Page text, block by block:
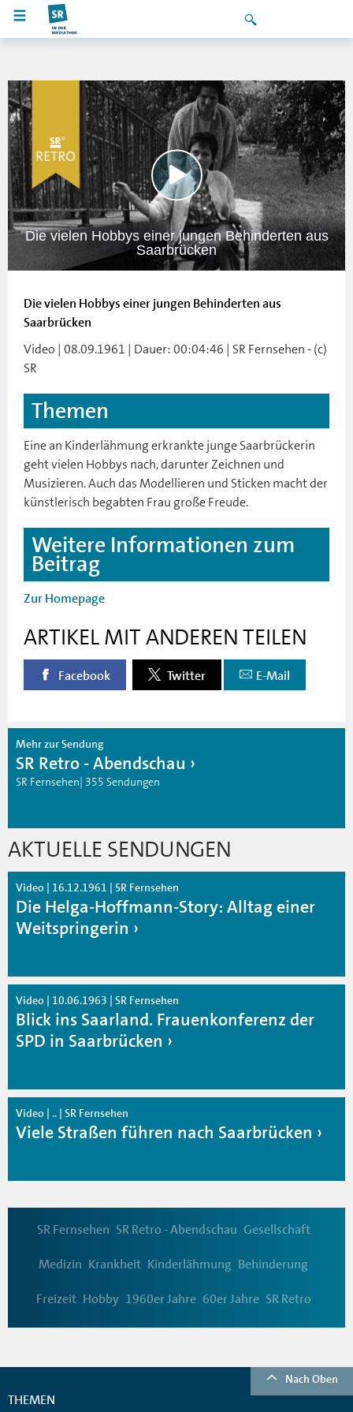
Die vielen Hobbys einer jungen Behinderten aus
Saarbrücken
Die vielen Hobbys einer jungen Behinderten aus
Saarbrücken
Video | 08.09.1961 | Dauer: 00:04:46 | SR Fernsehen - (c)
SR
Themen
Eine an Kinderlähmung erkrankte junge Saarbrückerin
geht vielen Hobbys nach, darunter Zeichnen und
Musizieren. Auch das Modellieren und Sticken macht der
künstlerisch begabten Frau große Freude.
Weitere Informationen zum
Beitrag
Zur Homepage
ARTIKEL MIT ANDEREN TEILEN
Facebook Twitter E-Mail
Mehr zur Sendung
SR Retro - Abendschau
SR Fernsehen| 355 Sendungen
AKTUELLE SENDUNGEN
Video | 16.12.1961 | SR Fernsehen
Die Helga-Hoffmann-Story: Alltag einer
Weitspringerin
Video | 10.06.1963 | SR Fernsehen
Blick ins Saarland. Frauenkonferenz der
SPD in Saarbrücken
Video | .. | SR Fernsehen
Viele Straßen führen nach Saarbrücken
SR Fernsehen SR Retro - Abendschau Gesellschaft
Medizin Krankheit Kinderlähmung Behinderung
Freizeit Hobby 1960er Jahre 60er Jahre SR Retro
Nach Oben
THEMEN